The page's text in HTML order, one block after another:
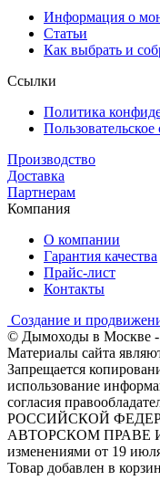
Информация о
Статьи
Как выбрать и
Ссылки
Политика
Производство
Доставка
Партнерам
Компания
О компании
Гарантия качества
Прайс-лист
Контакты
Создание и
© Дымоходы в Москве
Материалы сайта
Запрещается
использование
согласия
РОССИЙСКОЙ
АВТОРСКОМ ПРАВЕ
изменениями от 19
Товар добавлен в